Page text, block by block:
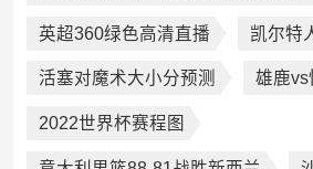
英超360绿色高清直播 凯尔特
活塞对魔术大小分预测 雄鹿vs
2022世界杯赛程图